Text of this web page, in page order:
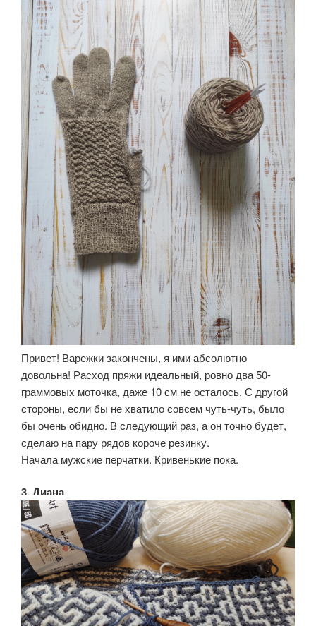
Привет! Варежки закончены, я ими абсолютно
довольна! Расход пряжи идеальный, ровно два 50-
граммовых моточка, даже 10 см не осталось. С другой
стороны, если бы не хватило совсем чуть-чуть, было
бы очень обидно. В следующий раз, а он точно будет,
сделаю на пару рядов короче резинку.
Начала мужские перчатки. Кривенькие пока.
3. Диана